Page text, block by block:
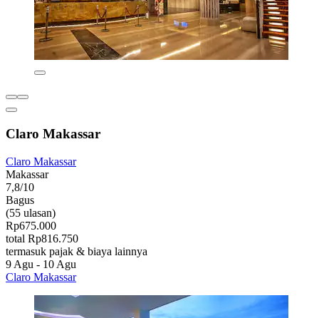
Claro Makassar
Claro Makassar
Makassar
7,8/10
Bagus
(55 ulasan)
Rp675.000
total Rp816.750
termasuk pajak & biaya lainnya
9 Agu - 10 Agu
Claro Makassar